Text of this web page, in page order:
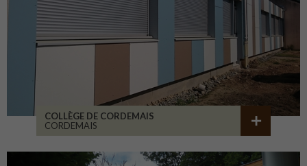
COLLÈGE DE CORDEMAIS
CORDEMAIS